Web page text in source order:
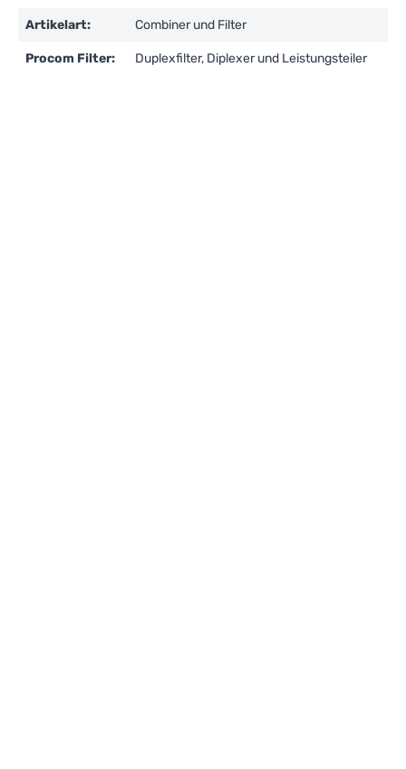
Artikelart: Combiner und Filter
Procom Filter: Duplexfilter, Diplexer und Leistungsteiler